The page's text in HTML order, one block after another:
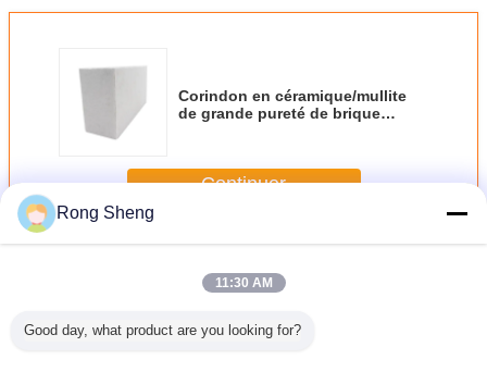
Corindon en céramique/mullite
de grande pureté de brique
Continuer
PlusBriques réfractaires réfractaires
Rong Sheng
11:30 AM
Good day, what product are you looking for?